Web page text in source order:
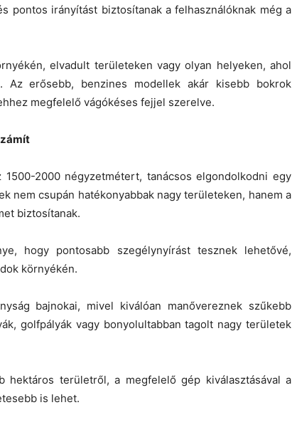
pontos irányítást biztosítanak a felhasználóknak még a
elvadult területeken vagy olyan helyeken, ahol
Az erősebb, benzines modellek akár kisebb bokrok
megfelelő vágókéses fejjel szerelve.
2000 négyzetmétert, tanácsos elgondolkodni egy
nem csupán hatékonyabbak nagy területeken, hanem a
biztosítanak.
hogy pontosabb szegélynyírást tesznek lehetővé,
környékén.
bajnokai, mivel kiválóan manővereznek szűkebb
golfpályák vagy bonyolultabban tagolt nagy területek
területről, a megfelelő gép kiválasztásával a
is lehet.